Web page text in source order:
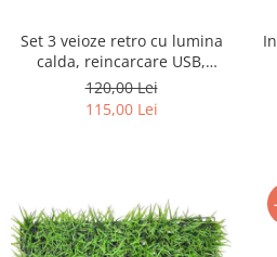
Set 3 veioze retro cu lumina
calda, reincarcare USB,
intensitate reglabila
120,00 Lei
115,00 Lei